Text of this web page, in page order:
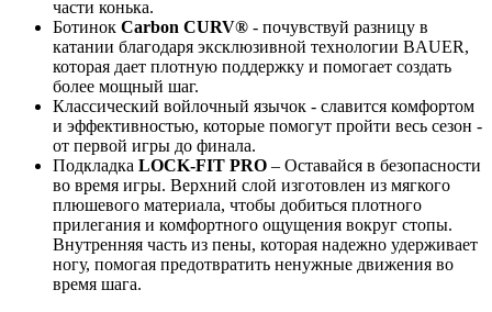
части конька.
Ботинок Carbon CURV® - почувствуй разницу в
катании благодаря эксклюзивной технологии BAUER,
которая дает плотную поддержку и помогает создать
более мощный шаг.
Классический войлочный язычок - славится комфортом
и эффективностью, которые помогут пройти весь сезон -
от первой игры до финала.
Подкладка LOCK-FIT PRO – Оставайся в безопасности
во время игры. Верхний слой изготовлен из мягкого
плюшевого материала, чтобы добиться плотного
прилегания и комфортного ощущения вокруг стопы.
Внутренняя часть из пены, которая надежно удерживает
ногу, помогая предотвратить ненужные движения во
время шага.